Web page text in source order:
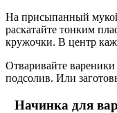
На присыпанный
раскатайте тонким
кружочки. В центр
Отваривайте
подсолив. Или
Начинка для